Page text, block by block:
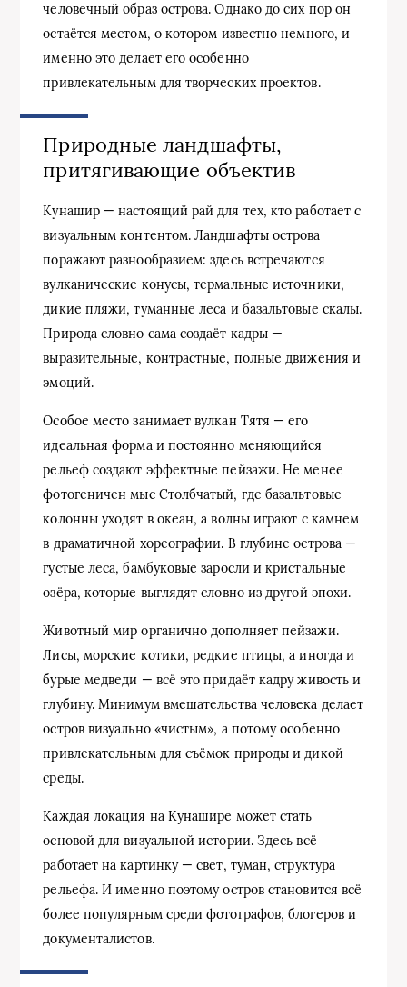
человечный образ острова. Однако до сих пор он
остаётся местом, о котором известно немного, и
именно это делает его особенно
привлекательным для творческих проектов.
Природные ландшафты,
притягивающие объектив
Кунашир — настоящий рай для тех, кто работает с
визуальным контентом. Ландшафты острова
поражают разнообразием: здесь встречаются
вулканические конусы, термальные источники,
дикие пляжи, туманные леса и базальтовые скалы.
Природа словно сама создаёт кадры —
выразительные, контрастные, полные движения и
эмоций.
Особое место занимает вулкан Тятя — его
идеальная форма и постоянно меняющийся
рельеф создают эффектные пейзажи. Не менее
фотогеничен мыс Столбчатый, где базальтовые
колонны уходят в океан, а волны играют с камнем
в драматичной хореографии. В глубине острова —
густые леса, бамбуковые заросли и кристальные
озёра, которые выглядят словно из другой эпохи.
Животный мир органично дополняет пейзажи.
Лисы, морские котики, редкие птицы, а иногда и
бурые медведи — всё это придаёт кадру живость и
глубину. Минимум вмешательства человека делает
остров визуально «чистым», а потому особенно
привлекательным для съёмок природы и дикой
среды.
Каждая локация на Кунашире может стать
основой для визуальной истории. Здесь всё
работает на картинку — свет, туман, структура
рельефа. И именно поэтому остров становится всё
более популярным среди фотографов, блогеров и
документалистов.